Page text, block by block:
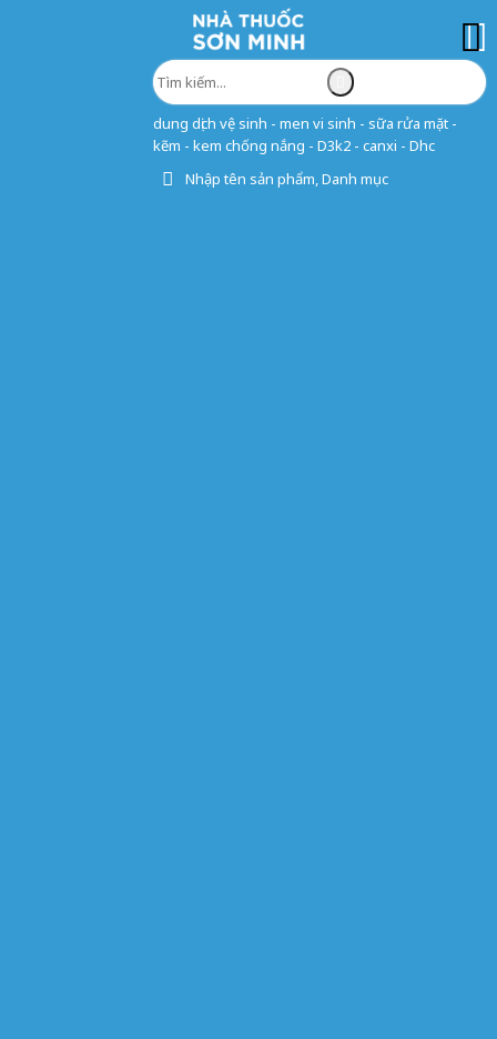
dung dịch vệ sinh - men vi sinh - sữa rửa mặt -
kẽm - kem chống nắng - D3k2 - canxi - Dhc
Nhập tên sản phẩm, Danh mục